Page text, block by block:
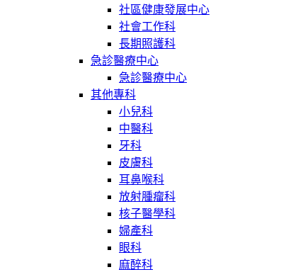
社區健康發展中心
社會工作科
長期照護科
急診醫療中心
急診醫療中心
其他專科
小兒科
中醫科
牙科
皮膚科
耳鼻喉科
放射腫瘤科
核子醫學科
婦產科
眼科
麻醉科